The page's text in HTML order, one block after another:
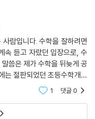
람입니다. 수학을 잘하려면
속 듣고 자랐던 입장으로, 수
씀은 제가 수학을 뒤늦게 공
는 절판되었던 초등수학개념
매했습니다.이 책은 수부터
1 댓글0